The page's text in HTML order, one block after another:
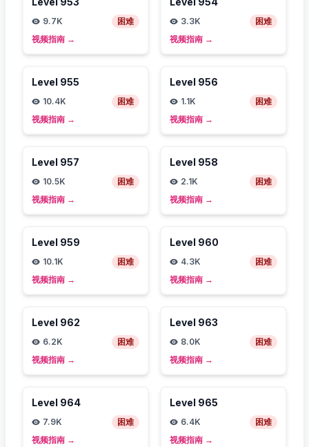
9.7K
困难
视频指南 →
3.3K
困难
视频指南 →
Level 955
10.4K
困难
视频指南 →
Level 956
1.1K
困难
视频指南 →
Level 957
10.5K
困难
视频指南 →
Level 958
2.1K
困难
视频指南 →
Level 959
10.1K
困难
视频指南 →
Level 960
4.3K
困难
视频指南 →
Level 962
6.2K
困难
视频指南 →
Level 963
8.0K
困难
视频指南 →
Level 964
7.9K
困难
视频指南 →
Level 965
6.4K
困难
视频指南 →